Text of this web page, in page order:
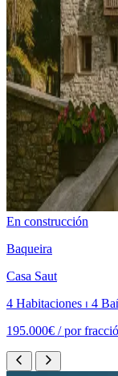
En construcción
Baqueira
Casa Saut
4 Habitaciones ⏐ 4
195.000€ /por